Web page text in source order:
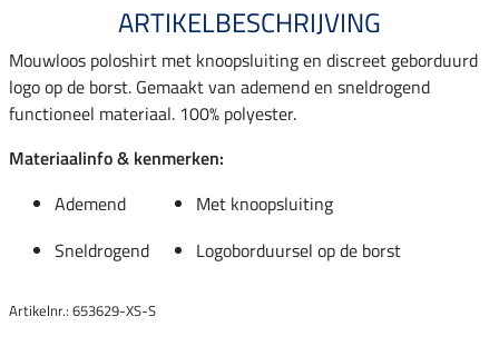
ARTIKELBESCHRIJVING
Mouwloos poloshirt met knoopsluiting en discreet geborduurd
logo op de borst. Gemaakt van ademend en sneldrogend
functioneel materiaal. 100% polyester.
Materiaalinfo & kenmerken:
Ademend
Met knoopsluiting
Sneldrogend
Logoborduursel op de borst
Artikelnr.: 653629-XS-S